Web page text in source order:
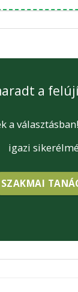
a
a
igazi
SZAKMAI